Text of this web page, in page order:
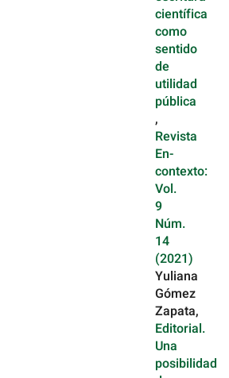
científica
como
sentido
de
utilidad
pública
,
Revista
En-
contexto:
Vol.
9
Núm.
14
(2021)
Yuliana
Gómez
Zapata,
Editorial.
Una
posibilidad